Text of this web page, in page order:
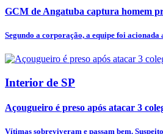
GCM de Angatuba captura homem
Segundo a corporação, a equipe foi acionada
Interior de SP
Açougueiro é preso após atacar 3
Vítimas sobreviveram e passam bem.